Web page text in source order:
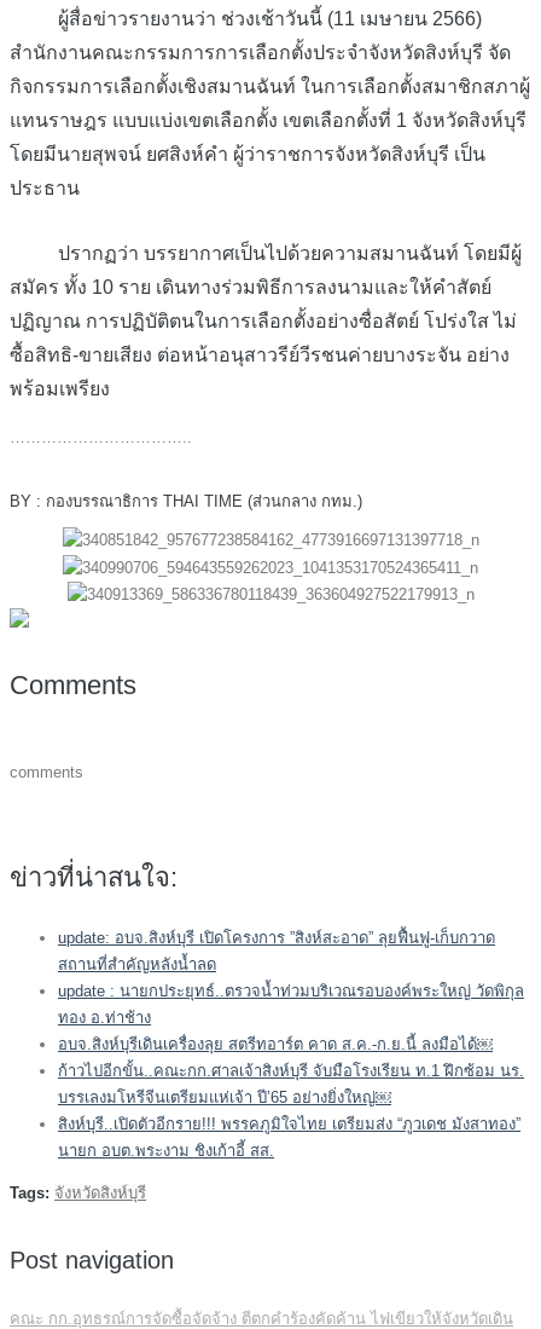
ผู้สื่อข่าวรายงานว่า ช่วงเช้าวันนี้ (11 เมษายน 2566)
สำนักงานคณะกรรมการการเลือกตั้งประจำจังหวัดสิงห์บุรี จัด
กิจกรรมการเลือกตั้งเชิงสมานฉันท์ ในการเลือกตั้งสมาชิกสภาผู้
แทนราษฎร แบบแบ่งเขตเลือกตั้ง เขตเลือกตั้งที่ 1 จังหวัดสิงห์บุรี
โดยมีนายสุพจน์ ยศสิงห์คำ ผู้ว่าราชการจังหวัดสิงห์บุรี เป็น
ประธาน
ปรากฏว่า บรรยากาศเป็นไปด้วยความสมานฉันท์ โดยมีผู้
สมัคร ทั้ง 10 ราย เดินทางร่วมพิธีการลงนามและให้คำสัตย์
ปฏิญาณ การปฏิบัติตนในการเลือกตั้งอย่างซื่อสัตย์ โปร่งใส ไม่
ซื้อสิทธิ-ขายเสียง ต่อหน้าอนุสาวรีย์วีรชนค่ายบางระจัน อย่าง
พร้อมเพรียง
……………………………..
BY : กองบรรณาธิการ THAI TIME (ส่วนกลาง กทม.)
Comments
comments
ข่าวที่น่าสนใจ:
update: อบจ.สิงห์บุรี เปิดโครงการ ”สิงห์สะอาด” ลุยฟื้นฟู-เก็บกวาด
สถานที่สำคัญหลังน้ำลด
update : นายกประยุทธ์..ตรวจน้ำท่วมบริเวณรอบองค์พระใหญ่ วัดพิกุล
ทอง อ.ท่าช้าง
อบจ.สิงห์บุรีเดินเครื่องลุย สตรีทอาร์ต คาด ส.ค.-ก.ย.นี้ ลงมือได้￼
ก้าวไปอีกขั้น..คณะกก.ศาลเจ้าสิงห์บุรี จับมือโรงเรียน ท.1 ฝึกซ้อม นร.
บรรเลงมโหรีจีนเตรียมแห่เจ้า ปี’65 อย่างยิ่งใหญ่￼
สิงห์บุรี..เปิดตัวอีกราย!!! พรรคภูมิใจไทย เตรียมส่ง “ภูวเดช มังสาทอง”
นายก อบต.พระงาม ชิงเก้าอี้ สส.
Tags: จังหวัดสิงห์บุรี
Post navigation
คณะ กก.อุทธรณ์การจัดซื้อจัดจ้าง ตีตกคำร้องคัดค้าน ไฟเขียวให้จังหวัดเดิน